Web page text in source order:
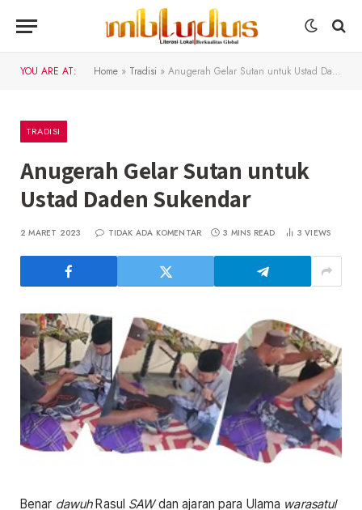
YOU ARE AT: Home » Tradisi » Anugerah Gelar Sutan untuk Ustad Daden Sukendar
TRADISI
Anugerah Gelar Sutan untuk
Ustad Daden Sukendar
2 MARET 2023 TIDAK ADA KOMENTAR 3 MINS READ 3VIEWS
Benar dawuhRasul SAWdan ajaran para Ulama warasatul